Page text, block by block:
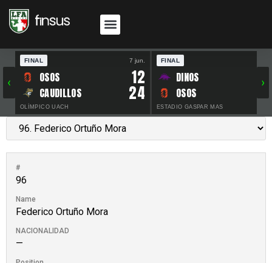
‹
FINAL 7 jun.
OSOS 12
CAUDILLOS 24
OLÍMPICO UACH
FINAL
DINOS
OSOS
ESTADIO GASPAR MAS
›
#
96
Name
Federico Ortuño Mora
NACIONALIDAD
—